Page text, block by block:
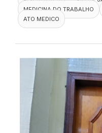
MEDICINA DO TRABALHO
ATO MEDICO